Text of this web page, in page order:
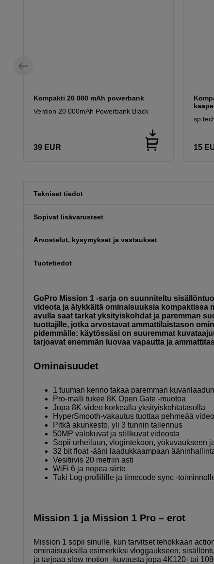
Kompakti 20 000 mAh powerbank
Vention 20 000mAh Powerbank Black
39 EUR 15
Tekniset tiedot
Sopivat lisävarusteet
Arvostelut, kysymykset ja vastaukset
Tuotetiedot
GoPro Mission 1 -sarja on suunniteltu
videota ja älykkäitä ominaisuuksia kompaktissa
avulla saat tarkat yksityiskohdat ja paremman
tuottajille, jotka arvostavat ammattilaistason
pidemmälle: käytössäsi on suuremmat
tarjoavat enemmän luovaa vapautta ja
Ominaisuudet
1 tuuman kenno takaa paremman kuvanlaadun
Pro-malli tukee 8K Open Gate -muotoa
Jopa 8K-video korkealla yksityiskohtatasolla
HyperSmooth-vakautus tuottaa pehmeää
Pitkä akunkesto, yli 3 tunnin tallennus
50MP valokuvat ja stillkuvat videosta
Sopii urheiluun, vlogintekoon, yökuvaukseen
32 bit float -ääni laadukkaampaan
Vesitiivis 20 metriin asti
WiFi 6 ja nopea siirto
Tuki Log-profiilille ja timecode sync -
Mission 1 ja Mission 1 Pro – erot
Mission 1 sopii sinulle, kun tarvitset tehokkaan
ominaisuuksilla esimerkiksi vloggaukseen,
ja tarjoaa slow motion -kuvausta jopa 4K120- tai